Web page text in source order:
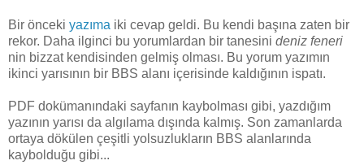
Bir önceki yazıma iki cevap geldi. Bu kendi başına zaten bir
rekor. Daha ilginci bu yorumlardan bir tanesini deniz feneri
nin bizzat kendisinden gelmiş olması. Bu yorum yazımın
ikinci yarısının bir BBS alanı içerisinde kaldığının ispatı.
PDF dokümanındaki sayfanın kaybolması gibi, yazdığım
yazının yarısı da algılama dışında kalmış. Son zamanlarda
ortaya dökülen çeşitli yolsuzlukların BBS alanlarında
kaybolduğu gibi...